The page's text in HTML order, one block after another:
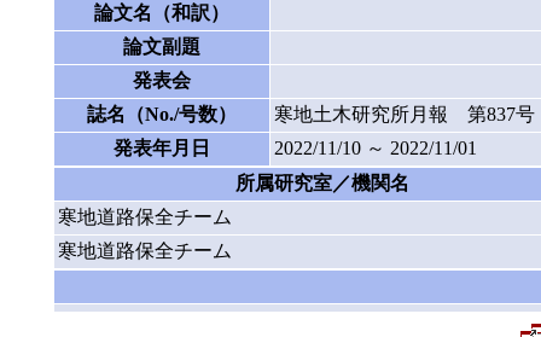
論文名（和訳）
論文副題
発表会
誌名（No./号数）
寒地土木研究所月報 第837号
発表年月日
2022/11/10 ～ 2022/11/01
所属研究室／機関名
寒地道路保全チーム
寒地道路保全チーム